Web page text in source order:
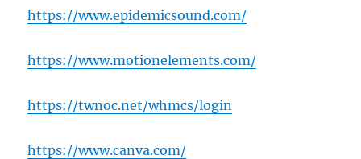
https://www.epidemicsound.com/
https://www.motionelements.com/
https://twnoc.net/whmcs/login
https://www.canva.com/